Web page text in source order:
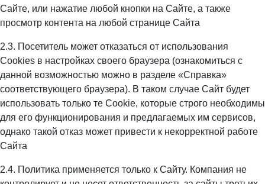
Сайте, или нажатие любой кнопки на Сайте, а также
просмотр контента на любой странице Сайта
2.3. Посетитель может отказаться от использования
Сookies в настройках своего браузера (ознакомиться с
данной возможностью можно в разделе «Справка»
соответствующего браузера). В таком случае Сайт будет
использовать только те Cookie, которые строго необходимы
для его функционирования и предлагаемых им сервисов,
однако такой отказ может привести к некорректной работе
Сайта
2.4. Политика применяется только к Сайту. Компания не